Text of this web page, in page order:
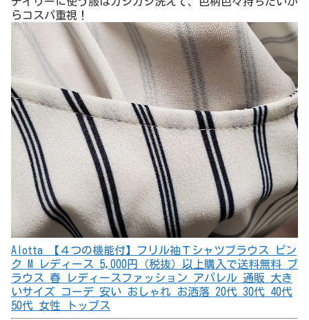
↓引っ張ってみたとき
全体がゴムの生地でできたスキニーパンツな感じ。
ほんと楽だから別色もリピ決定です！！
A Happy Marilyn 魔法の美脚スキニーパンツ のび～る ス
トレッチ ツイル 魔法の 美脚 ボトムス 大きいサイズ レ
ディース パンツ すっきり 美脚 LL 3L 4L 5L 6L ぽっち